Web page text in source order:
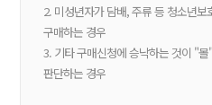
2. 미성년자가 담배, 주류 등 청소년
구매하는 경우
3. 기타 구매신청에 승낙하는 것이 "
판단하는 경우